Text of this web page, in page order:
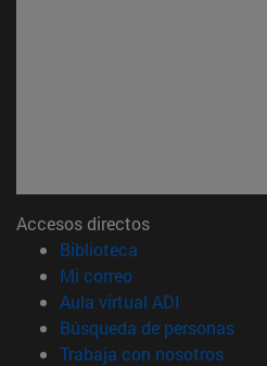
Accesos directos
Biblioteca
Mi correo(abre en nueva
Aula virtual ADI
Búsqueda de personas
Trabaja con nosotros(abre